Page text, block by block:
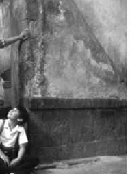
TELEVICINE